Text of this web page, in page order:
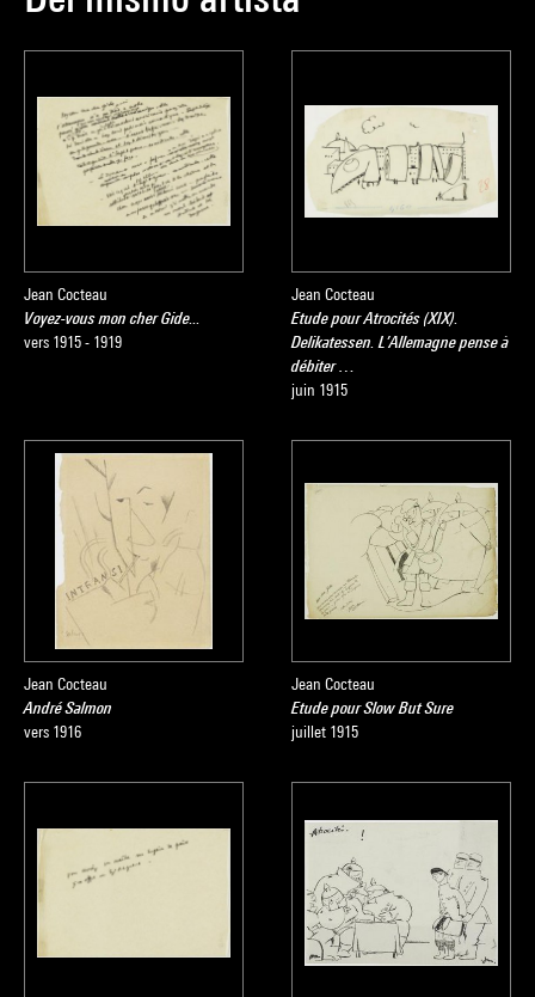
Jean Cocteau
Voyez-vous mon cher Gide...
vers 1915 - 1919
Jean Cocteau
Etude pour Atrocités (XIX).
Delikatessen. L’Allemagne pense à
débiter …
juin 1915
Jean Cocteau
André Salmon
vers 1916
Jean Cocteau
Etude pour Slow But Sure
juillet 1915